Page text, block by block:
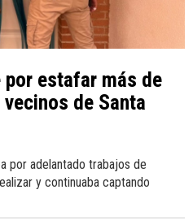
por estafar más de
de Santa
por adelantado trabajos de
y continuaba captando